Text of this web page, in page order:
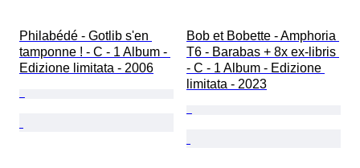
Philabédé - Gotlib s'en
tamponne ! - C - 1 Album -
Edizione limitata - 2006
Bob et Bobette - Amphoria
T6 - Barabas + 8x ex-libris
- C - 1 Album - Edizione
limitata - 2023